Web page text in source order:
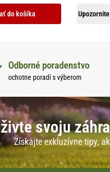
do košíka
Odborné poradenstvo
ochotne poradí s výberom
svoju
Získajte exkluzívne tipy,